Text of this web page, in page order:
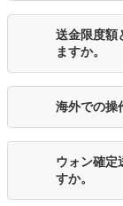
送金限度額
ますか。
海外での操
ウォン確定
すか。